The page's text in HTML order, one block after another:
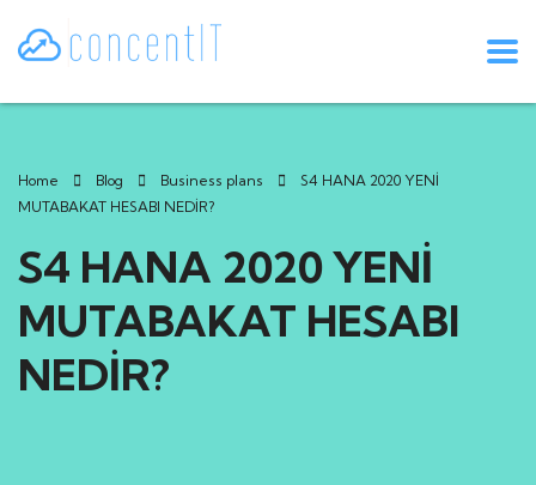
Home Blog Business plans
S4 HANA 2020 YENİ
MUTABAKAT HESABI NEDİR?
S4 HANA 2020 YENİ
MUTABAKAT HESABI
NEDİR?